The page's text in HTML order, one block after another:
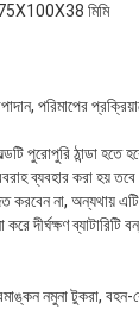
মিমি
পরিমাপের
পুরোপুরি ঠান্ডা হতে
ব্যবহার করা হয় তবে
না, অন্যথায় এটি
দীর্ঘক্ষণ ব্যাটারিটি
নমুনা টুকরা, বহন-